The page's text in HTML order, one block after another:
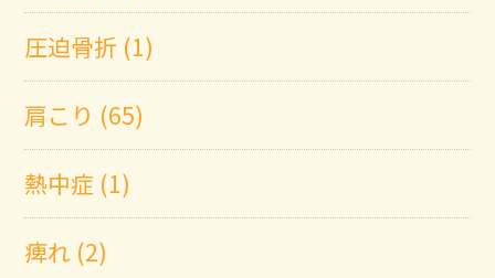
圧迫骨折 (1)
肩こり (65)
熱中症 (1)
痺れ (2)